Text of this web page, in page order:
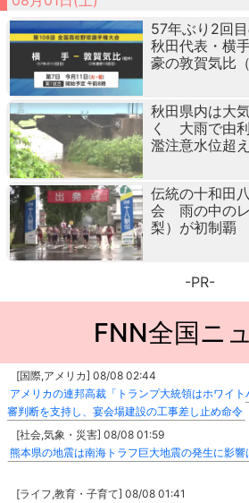
57年ぶり2回
秋田代表・横
豪の敦賀気比
秋田県内は大
く 大雨で由
濫注意水位超
伝統の十和田
会 雨の中のレ
梨）が初制覇
-PR-
FNN全国ニ
[国際,アメリカ] 08/08 02:44
アメリカの連邦高裁「トランプ大統領はホワイ
審判断を支持し、宴会場建設の工事差し止め命令
[社会,気象・災害] 08/08 01:59
熊本県の地震は南海トラフ巨大地震の発生に影響
[ライフ,教育・子育て] 08/08 01:41